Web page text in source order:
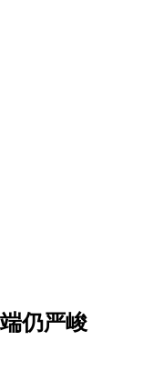
仍严峻